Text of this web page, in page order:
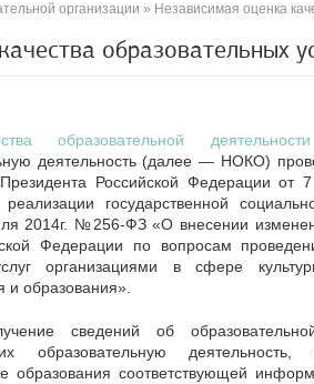
организации » Независимая оценка
образовательных
образовательной
деятельность (далее — НОКО)
Российской Федерации от
государственной
2014г. №256-ФЗ «О внесении
Федерации по вопросам
организациями в сфере
и образования».
сведений об образовательной
образовательную деятельность,
образования соответствующей